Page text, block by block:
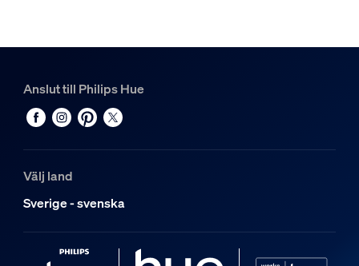
Anslut till Philips Hue
Välj land
Sverige - svenska